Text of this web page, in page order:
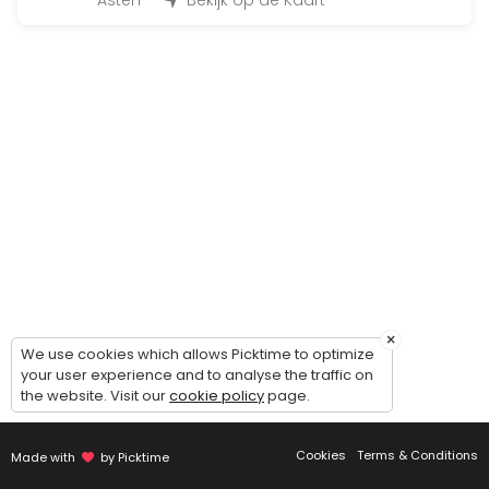
Een volledige workout in slechts 30 minuten waarbij het systeem
others · 30 min · EUR17.5
Made with by Picktime Cookies Terms & Conditions
×
We use cookies which allows Picktime to optimize
your user experience and to analyse the traffic on
the website. Visit ourcookie policypage.